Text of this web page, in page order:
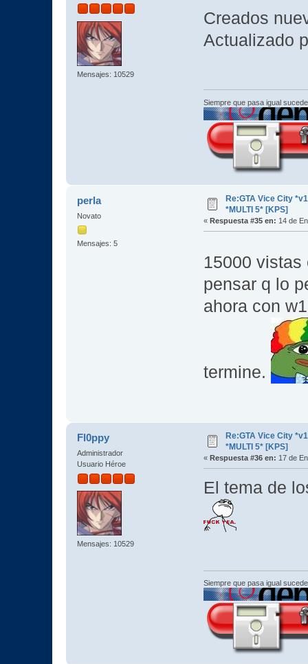
Mensajes: 10529
Creados
Actualizado
Siempre que pasa igual
perla
Novato
Mensajes: 5
Re:GTA Vice City
*MULTI 5* [KPS]
« Respuesta #35 en: 14 de
15000
pensar q lo
ahora con
termine.
Fl0ppy
Administrador
Usuario Héroe
Mensajes: 10529
Re:GTA Vice City
*MULTI 5* [KPS]
« Respuesta #36 en: 17 de
El tema de
Siempre que pasa igual